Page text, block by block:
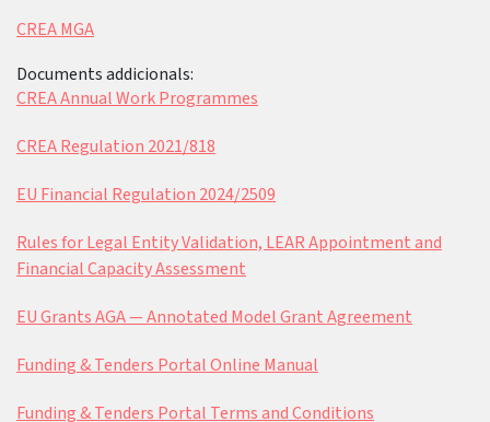
CREA MGA
Documents addicionals:
CREA Annual Work Programmes
CREA Regulation 2021/818
EU Financial Regulation 2024/2509
Rules for Legal Entity Validation, LEAR Appointment and
Financial Capacity Assessment
EU Grants AGA — Annotated Model Grant Agreement
Funding & Tenders Portal Online Manual
Funding & Tenders Portal Terms and Conditions